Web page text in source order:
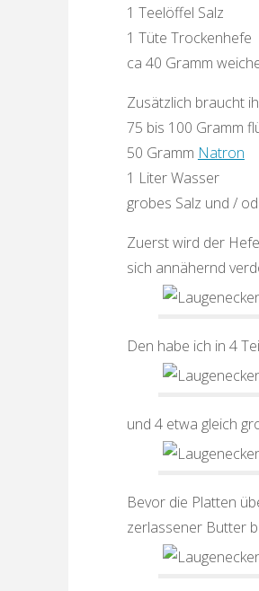
1 Teelöffel Salz
1 Tüte Trockenhefe
ca 40 Gramm
Zusätzlich braucht
75 bis 100 Gramm
50 Gramm Natron
1 Liter Wasser
grobes Salz und /
Zuerst wird der
sich annähernd
Den habe ich in 4
und 4 etwa gleich
Bevor die Platten
zerlassener Butter